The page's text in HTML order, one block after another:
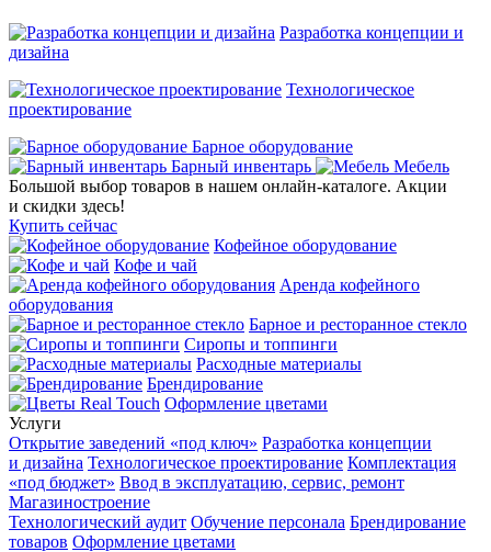
Разработка концепции и
дизайна
Технологическое
проектирование
Барное оборудование
Барный инвентарь
Мебель
Большой выбор товаров в нашем онлайн‑каталоге. Акции
и скидки здесь!
Купить сейчас
Кофейное оборудование
Кофе и чай
Аренда кофейного
оборудования
Барное и ресторанное стекло
Сиропы и топпинги
Расходные материалы
Брендирование
Оформление цветами
Услуги
Открытие заведений «под ключ» Разработка концепции
и дизайна Технологическое проектирование Комплектация
«под бюджет» Ввод в эксплуатацию, сервис, ремонт
Магазиностроение
Технологический аудит Обучение персонала Брендирование
товаров Оформление цветами